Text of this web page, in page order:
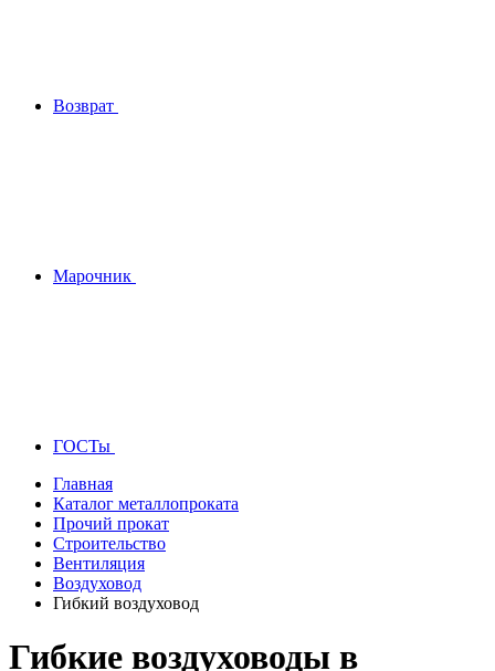
Возврат
Марочник
ГОСТы
Главная
Каталог металлопроката
Прочий прокат
Строительство
Вентиляция
Воздуховод
Гибкий воздуховод
Гибкие воздуховоды в